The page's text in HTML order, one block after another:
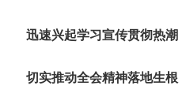
迅速兴起学习宣传贯彻热潮
切实推动全会精神落地生根